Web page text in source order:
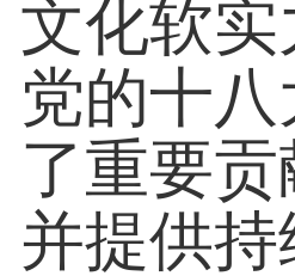
文化软
党的十
了重要
并提供